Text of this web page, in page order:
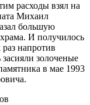
расходы взял на
Михаил
большую
И получилось
напротив
золоченые
в мае 1993